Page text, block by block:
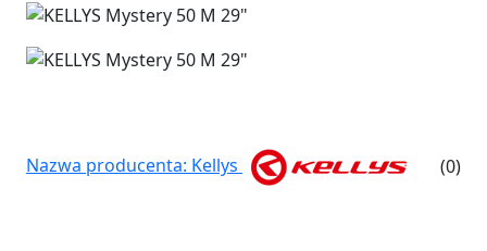
Nazwa producenta: Kellys (0)